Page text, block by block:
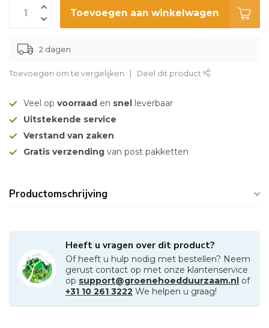
Toevoegen aan winkelwagen
2 dagen
Toevoegen om te vergelijken Deel dit product
Veel op voorraad en snel leverbaar
Uitstekende service
Verstand van zaken
Gratis verzending van post pakketten
Productomschrijving
Heeft u vragen over dit product?
Of heeft u hulp nodig met bestellen? Neem
gerust contact op met onze klantenservice
op support@groenehoedduurzaam.nl of
+31 10 261 3222 We helpen u graag!